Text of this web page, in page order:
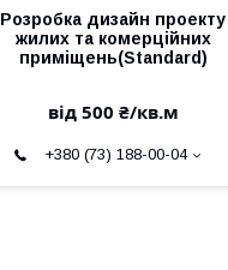
Розробка дизайн проекту
жилих та комерційних
приміщень(Standard)
від 500 ₴/кв.м
+380 (73) 188-00-04